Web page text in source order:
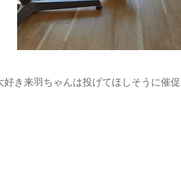
好き来羽ちゃんは投げてほしそうに催